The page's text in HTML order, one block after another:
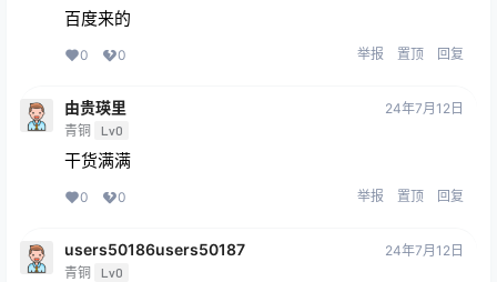
百度来的
0 0 举报 置顶 回复
由贵瑛里
青铜 Lv0
24年7月12日
干货满满
0 0 举报 置顶 回复
users50186users50187
青铜 Lv0
24年7月12日